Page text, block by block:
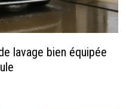
lavage bien équipée